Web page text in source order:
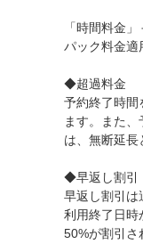
「時間料金
パック料金適
◆超過料金
予約終了時間
ます。また
は、無断延
◆早返し割引
早返し割引は
利用終了日時
50%が割引さ